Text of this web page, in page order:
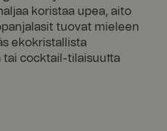
koristaa upea, aito
tuovat mieleen
ekokristallista
tai cocktail-tilaisuutta